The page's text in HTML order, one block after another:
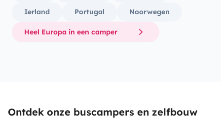
Ierland Portugal Noorwegen
Heel Europa in een camper
Ontdek onze buscampers en zelfbouw